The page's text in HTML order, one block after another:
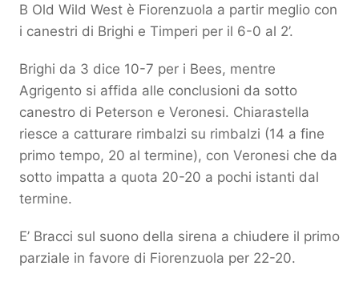
B Old Wild West è Fiorenzuola a partir meglio con
i canestri di Brighi e Timperi per il 6-0 al 2’.
Brighi da 3 dice 10-7 per i Bees, mentre
Agrigento si affida alle conclusioni da sotto
canestro di Peterson e Veronesi. Chiarastella
riesce a catturare rimbalzi su rimbalzi (14 a fine
primo tempo, 20 al termine), con Veronesi che da
sotto impatta a quota 20-20 a pochi istanti dal
termine.
E’ Bracci sul suono della sirena a chiudere il primo
parziale in favore di Fiorenzuola per 22-20.